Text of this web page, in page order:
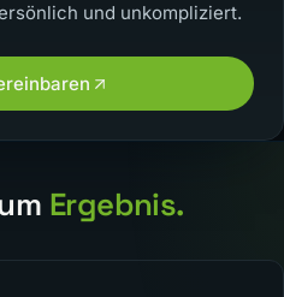
und unkompliziert.
Ergebnis.